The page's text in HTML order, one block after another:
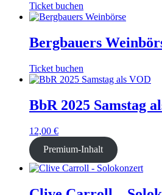
Ticket buchen
Produkt
mehrere
Varianten
Die
Optionen
auf
der
gewählt
werden
Bergbauers
Ticket buchen
BbR 2025 Samstag
12,00 €
Premium-Inhalt